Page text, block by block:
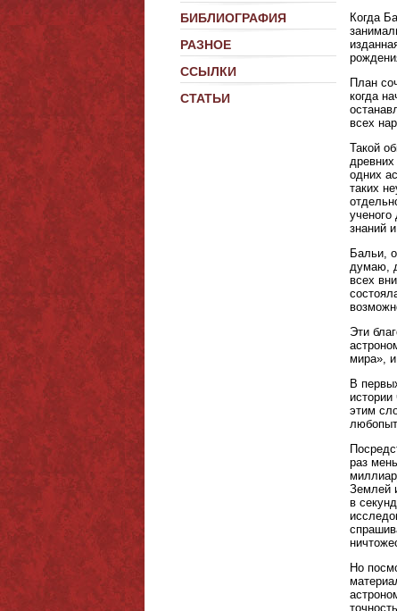
БИБЛИОГРАФИЯ
РАЗНОЕ
ССЫЛКИ
СТАТЬИ
Когда
План
когда
всех
Такой
одних
таких
знаний
Бальи,
думаю,
всех
Эти
мира»,
В
этим
раз
Землей
в
Но